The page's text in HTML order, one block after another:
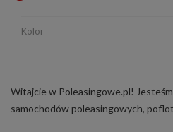
Kolor
Witajcie w Poleasingowe.pl!
samochodów poleasingowych,